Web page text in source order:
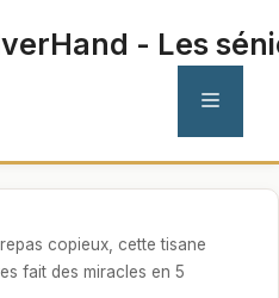
- Les
MENU
copieux, cette tisane
fait des miracles en 5